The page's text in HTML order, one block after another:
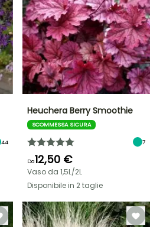
44
Heuchera Berry Smoothie
SCOMMESSA SICURA
7
Da12,50 €
Vaso da 1,5L/2L
Disponibile in 2 taglie